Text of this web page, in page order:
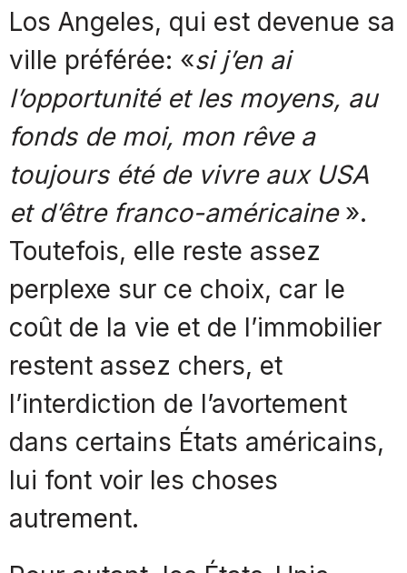
Los Angeles, qui est devenue sa
ville préférée: «si j’en ai
l’opportunité et les moyens, au
fonds de moi, mon rêve a
toujours été de vivre aux USA
et d’être franco-américaine».
Toutefois, elle reste assez
perplexe sur ce choix, car le
coût de la vie et de l’immobilier
restent assez chers, et
l’interdiction de l’avortement
dans certains États américains,
lui font voir les choses
autrement.